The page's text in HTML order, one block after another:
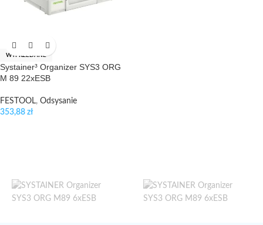
WYPRZEDANE
Systainer³ Organizer SYS3 ORG
M 89 22xESB
FESTOOL, Odsysanie
353,88 zł